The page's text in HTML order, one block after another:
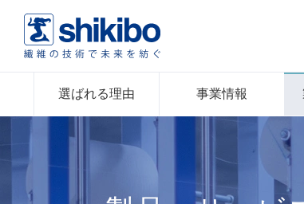
選ばれる理由 事業情報